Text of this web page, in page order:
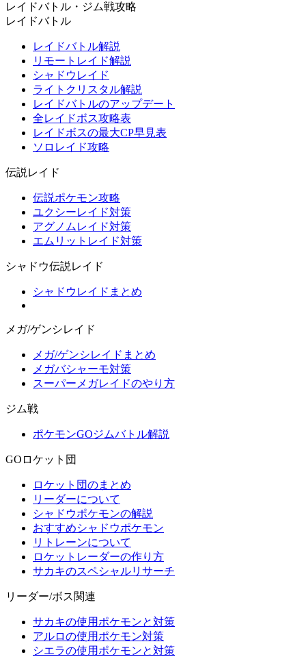
レイドバトル・ジム戦攻略
レイドバトル
レイドバトル解説
リモートレイド解説
シャドウレイド
ライトクリスタル解説
レイドバトルのアップデート
全レイドボス攻略表
レイドボスの最大CP早見表
ソロレイド攻略
伝説レイド
伝説ポケモン攻略
ユクシーレイド対策
アグノムレイド対策
エムリットレイド対策
シャドウ伝説レイド
シャドウレイドまとめ
メガ/ゲンシレイド
メガ/ゲンシレイドまとめ
メガバシャーモ対策
スーパーメガレイドのやり方
ジム戦
ポケモンGOジムバトル解説
GOロケット団
ロケット団のまとめ
リーダーについて
シャドウポケモンの解説
おすすめシャドウポケモン
リトレーンについて
ロケットレーダーの作り方
サカキのスペシャルリサーチ
リーダー/ボス関連
サカキの使用ポケモンと対策
アルロの使用ポケモン対策
シエラの使用ポケモンと対策